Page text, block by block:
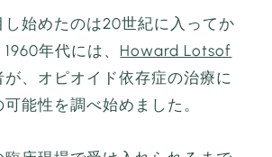
し始めたのは20世紀に入ってか
年代には、 Howard Lotsof
、オピオイド依存症の治療に
能性を調べ始めました。